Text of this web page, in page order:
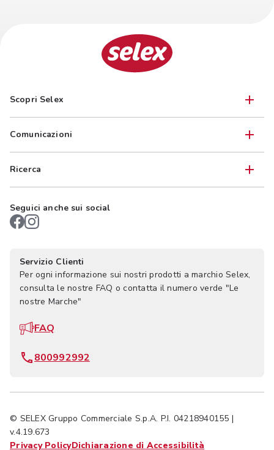
Scopri Selex
Comunicazioni
Ricerca
Seguici anche sui social
Servizio Clienti
Per ogni informazione sui nostri prodotti a marchio Selex,
consulta le nostre FAQ o contatta il numero verde "Le
nostre Marche"
FAQ
800992992
© SELEX Gruppo Commerciale S.p.A. P.I. 04218940155 |
v.4.19.673
Privacy PolicyDichiarazione di Accessibilità